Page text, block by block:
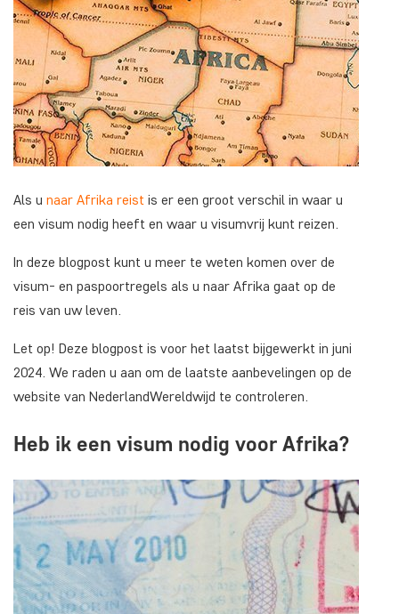
Als u naar Afrika reist is er een groot verschil in waar u
een visum nodig heeft en waar u visumvrij kunt reizen.
In deze blogpost kunt u meer te weten komen over de
visum- en paspoortregels als u naar Afrika gaat op de
reis van uw leven.
Let op! Deze blogpost is voor het laatst bijgewerkt in juni
2024. We raden u aan om de laatste aanbevelingen op de
website van NederlandWereldwijd te controleren.
Heb ik een visum nodig voor Afrika?